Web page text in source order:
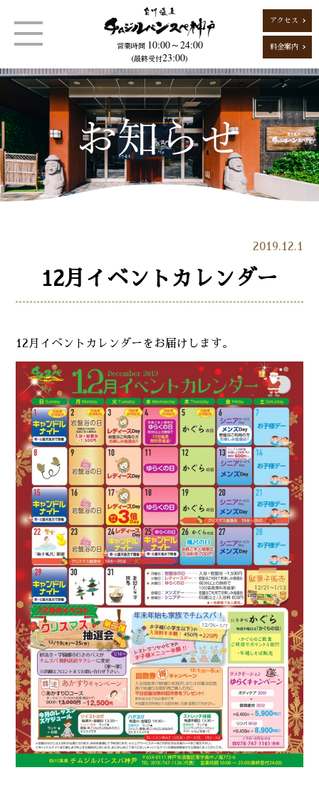
営業時間 10:00～24:00
（最終受付23:00）
アクセス
料金案内
2019.12.1
12月イベントカレンダー
12月イベントカレンダーをお届けします。